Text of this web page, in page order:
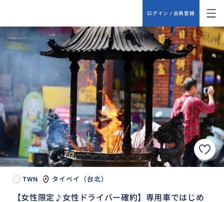
ログイン / 会員登録
TWN タイペイ（台北）
【女性限定♪女性ドライバー確約】専用車ではじめ